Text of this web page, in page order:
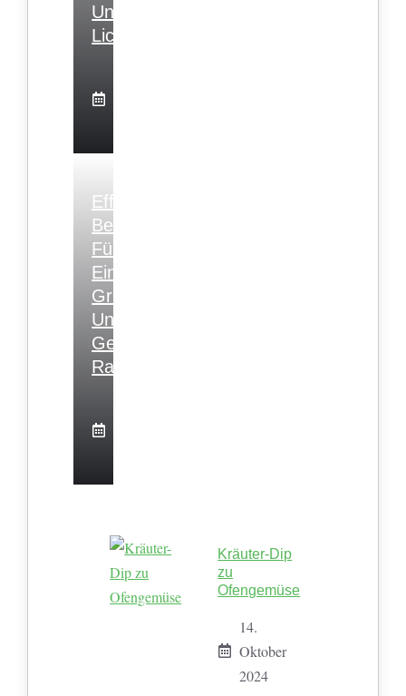
Und
Lichtern
Effiziente
Bewässerungslösungen
Für
Einen
Grünen
Und
Gesunden
Rasen
Kräuter-Dip
zu
Ofengemüse
14.
Oktober
2024